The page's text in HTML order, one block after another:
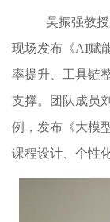
吴振强教
现场发布《AI赋
率提升、工具链
支撑。团队成员
例，发布《大模
课程设计、个性